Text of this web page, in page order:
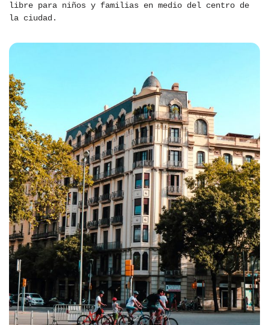
libre para niños y familias en medio del centro de
la ciudad.